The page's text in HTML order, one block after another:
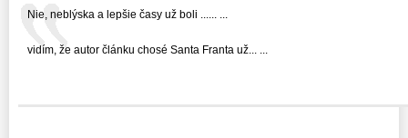
Nie, neblýska a lepšie časy už boli ...... ...
vidím, že autor článku chosé Santa Franta už... ...